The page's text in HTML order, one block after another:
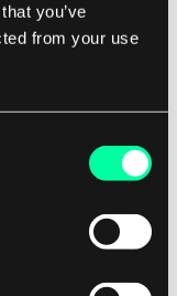
you’ve
from your use
mit
die
Hölle